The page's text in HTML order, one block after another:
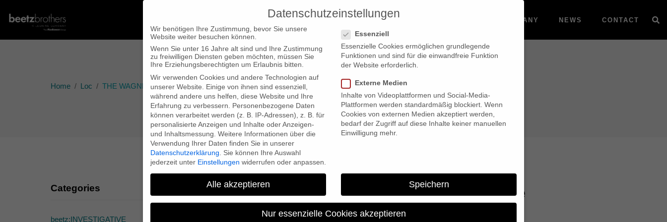
PRODUCTIONS COMPANY NEWS CONTACT
Home Loc THE WAGNER FILES – Resumé
THE WAGNER FILES – Resumé
Categories
beetz:INVESTIGATIVE
Datenschutzeinstellungen
Wir benötigen Ihre Zustimmung, bevor Sie unsere
Website weiter besuchen können.
Wenn Sie unter 16 Jahre alt sind und Ihre Zustimmung
zu freiwilligen Diensten geben möchten, müssen Sie
Ihre Erziehungsberechtigten um Erlaubnis bitten.
Wir verwenden Cookies und andere Technologien auf
unserer Website. Einige von ihnen sind essenziell,
während andere uns helfen, diese Website und Ihre
Erfahrung zu verbessern.
Personenbezogene Daten
können verarbeitet werden (z. B. IP-Adressen), z. B. für
personalisierte Anzeigen und Inhalte oder Anzeigen-
und Inhaltsmessung. Weitere Informationen über die
Verwendung Ihrer Daten finden Sie in unserer
Datenschutzerklärung
Sie können Ihre Auswahl
jederzeit unter Einstellungen widerrufen oder anpassen.
Essenziell
Essenzielle Cookies ermöglichen grundlegende
Funktionen und sind für die einwandfreie Funktion
der Website erforderlich.
Externe Medien
Inhalte von Videoplattformen und Social-Media-
Plattformen werden standardmäßig blockiert. Wenn
Cookies von externen Medien akzeptiert werden,
bedarf der Zugriff auf diese Inhalte keiner manuellen
Einwilligung mehr.
Alle akzeptieren Speichern
Nur essenzielle Cookies akzeptieren